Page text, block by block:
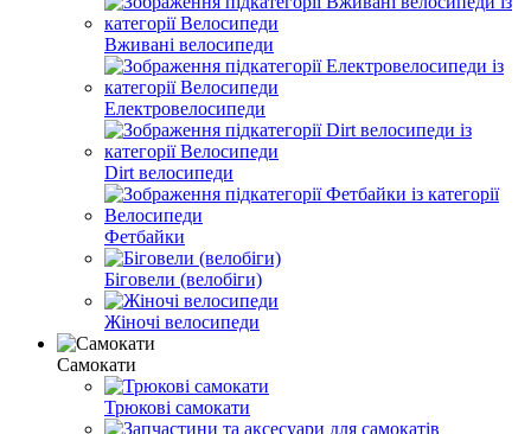
Вживані велосипеди
Електровелосипеди
Dirt велосипеди
Фетбайки
Біговели (велобіги)
Жіночі велосипеди
Самокати
Трюкові самокати